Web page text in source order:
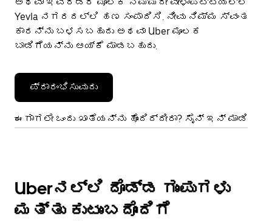
Yevla ನಗರದಲ್ಲಿ ಹಣ ಸಂಪಾದಿಸಿ. ನೀವು ನಿಮ್ಮ ಸ್ವಂತ
ಕಾರನ್ನು ಬಳಸಬಹುದು ಅಥವಾ Uber ಮೂಲಕ
ಬಾಡಿಗೆಯನ್ನು ಆಯ್ಕೆ ಮಾಡಬಹುದು.
ಪ್ರಾರಂಭಿಸುವುದು
ಈಗಾಗಲೇ ಒಂದು ಖಾತೆಯನ್ನು ಹೊಂದಿದ್ದೀರಾ? ಸೈನ್ ಇನ್ ಮಾಡಿ
Uberನಲ್ಲಿ ದೊಡ್ಡ ಗುಂಪುಗಳು
ಮತ್ತು ಕುಟುಂಬದೊಂದಿಗೆ